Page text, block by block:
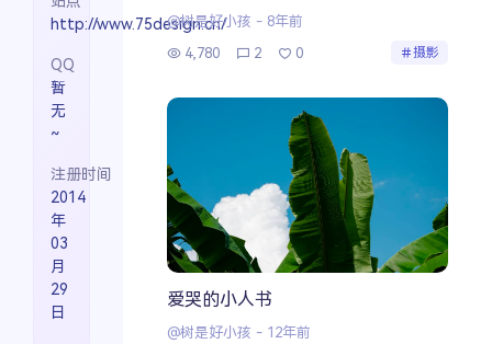
http://www.75design.cn/
QQ
暂
无
~
注册时间
2014
年
03
月
29
日
@树是好小孩 - 8年前
4,780
2 0 摄影
爱哭的小人书
@树是好小孩 - 12年前